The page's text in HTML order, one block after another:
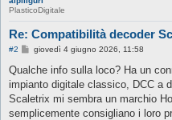
PlasticoDigitale
Re: Compatibilità decoder
#2
M
s
a
g
i
giovedì 4 giugno 2026, 11:58
Qualche info sulla loco? Ha un
impianto digitale classico, DCC a
Scaletrix mi sembra un marchio
semplicemente consigliano i loro